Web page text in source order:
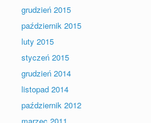
grudzień 2015
październik 2015
luty 2015
styczeń 2015
grudzień 2014
listopad 2014
październik 2012